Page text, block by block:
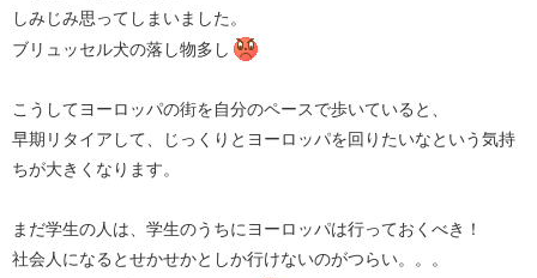
しみじみ思ってしまいました。
ブリュッセル犬の落し物多し
こうしてヨーロッパの街を自分のペースで歩いていると、
早期リタイアして、じっくりとヨーロッパを回りたいなという気持
ちが大きくなります。
まだ学生の人は、学生のうちにヨーロッパは行っておくべき！
社会人になるとせかせかとしか行けないのがつらい。。。